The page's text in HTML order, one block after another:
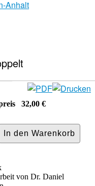
Anhalt
32,00 €
von Dr. Daniel